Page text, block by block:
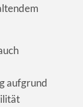
aufgrund